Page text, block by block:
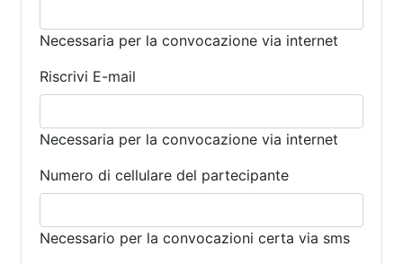
Necessaria per la convocazione via internet
Riscrivi E-mail
Necessaria per la convocazione via internet
Numero di cellulare del partecipante
Necessario per la convocazioni certa via sms